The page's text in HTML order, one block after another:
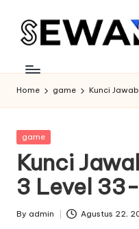
Home game Kunci
Posted
game
Kunci
3 Level
Posted
By admin Agustus 22,